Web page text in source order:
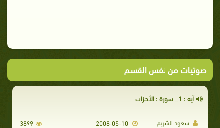
صوتيات من نفس القسم
آيه : 1_ سورة : الأحزاب
سعود الشريم 2008-05-10
3899